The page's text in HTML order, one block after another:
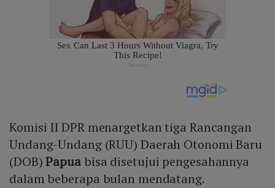
Komisi II DPR menargetkan tiga Rancangan
Undang-Undang (RUU) Daerah Otonomi Baru
(DOB)Papuabisa disetujui pengesahannya
dalam beberapa bulan mendatang.